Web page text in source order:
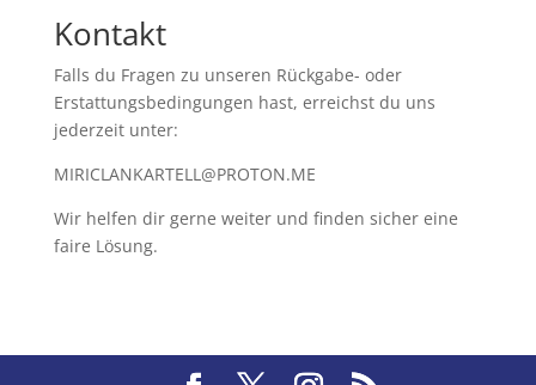
Kontakt
Falls du Fragen zu unseren Rückgabe- oder
Erstattungsbedingungen hast, erreichst du uns
jederzeit unter:
MIRICLANKARTELL@PROTON.ME
Wir helfen dir gerne weiter und finden sicher eine
faire Lösung.